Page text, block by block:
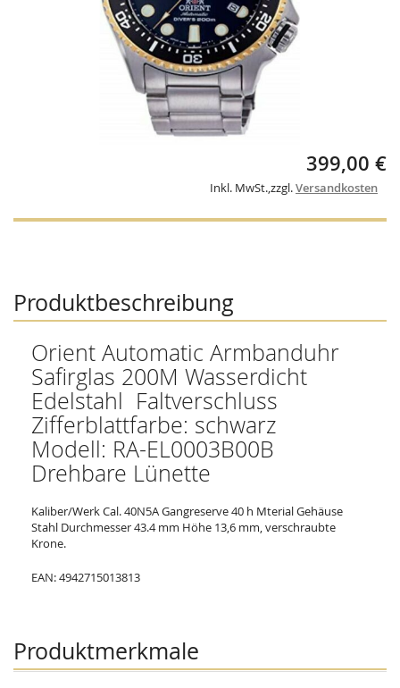
of
399,00 €
Inkl. MwSt.,zzgl.Versandkosten
Produktbeschreibung
Orient Automatic Armbanduhr
Safirglas 200M Wasserdicht
Edelstahl Faltverschluss
Zifferblattfarbe: schwarz
Modell: RA-EL0003B00B
Drehbare Lünette
Kaliber/Werk Cal. 40N5A Gangreserve 40 h Mterial Gehäuse
Stahl Durchmesser 43.4 mm Höhe 13,6 mm, verschraubte
Krone.
EAN: 4942715013813
Produktmerkmale